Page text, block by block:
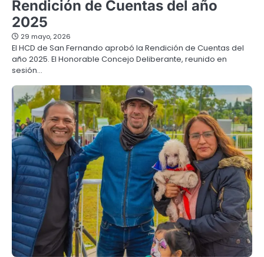
Rendición de Cuentas del año
2025
29 mayo, 2026
El HCD de San Fernando aprobó la Rendición de Cuentas del
año 2025. El Honorable Concejo Deliberante, reunido en
sesión…